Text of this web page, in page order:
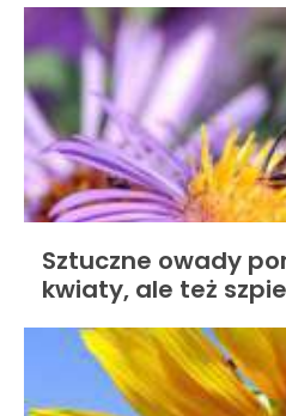
Sztuczne owady
kwiaty, ale też